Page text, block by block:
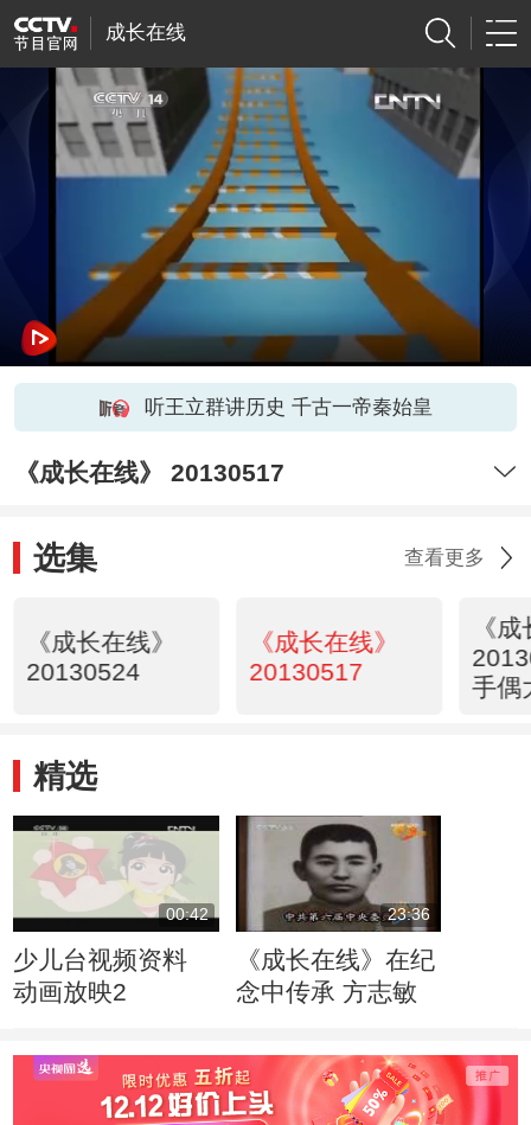
成长在线
听王立群讲历史 千古一帝秦始皇
《成长在线》 20130517
选集 查看更多
《成长在线》
20130524
《成长在线》
20130517
《
手偶
精选
00:42
少儿台视频资料
动画放映2
23:36
《成长在线》在纪
念中传承 方志敏